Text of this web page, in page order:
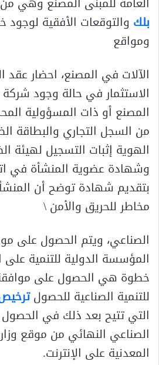
بلك والتوقعات الأفقية لوجود
ومواقع
الآلات في المصنع، احضار عقد
الاستثمار في حالة وجود
المصنع أو ذات المسؤولية
من السجل التجاري والبطاقة
الهوية إثبات التسجيل لهيئة
وشهادة عضوية المنشأة في
بتقديم شهادة توضح أن
مخاطر للحريق والأمن \
الصناعي، ويتم الحصول على
المؤسسة الدولية للتنمية
خطوة هي الحصول على موافقة
للتنمية الصناعية للحصول
التي تتيح بعد ذلك في
الصناعي النهائي من موقع
المعدنية على الإنترنت.